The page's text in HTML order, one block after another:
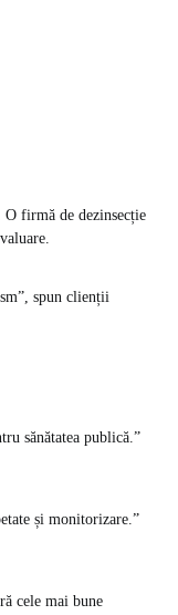
O firmă de dezinsecție
spun clienții
sănătatea publică.”
și monitorizare.”
cele mai bune